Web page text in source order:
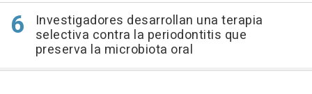
Investigadores desarrollan una terapia
selectiva contra la periodontitis que
preserva la microbiota oral